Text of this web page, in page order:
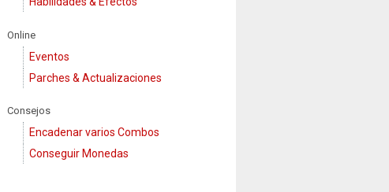
Online
Eventos
Parches & Actualizaciones
Consejos
Encadenar varios Combos
Conseguir Monedas